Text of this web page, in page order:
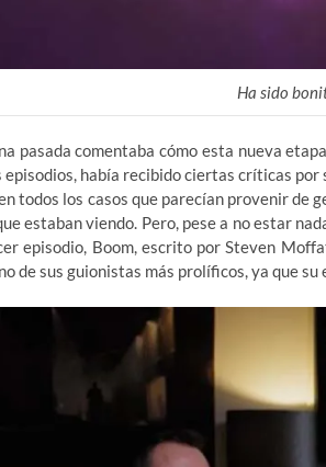
Ha sido
pasada comentaba cómo esta nueva
episodios, había recibido ciertas críticas
todos los casos que parecían provenir de
estaban viendo. Pero, pese a no estar
episodio, Boom, escrito por Steven
de sus guionistas más prolíficos, ya que